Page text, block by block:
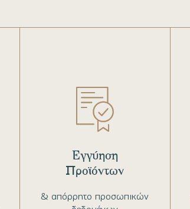
& απόρρητο προσωπικών
Εγγύηση
Προϊόντων